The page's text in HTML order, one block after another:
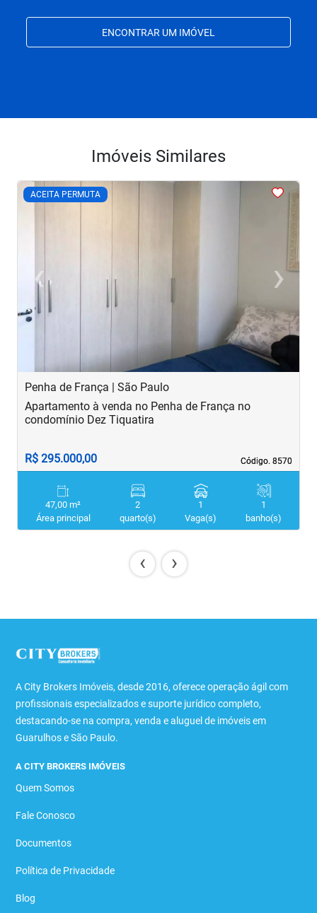
ENCONTRAR UM IMÓVEL
Imóveis Similares
ACEITA PERMUTA
<<<<
‹
Previous ›Next
Penha de França | São Paulo
Código. 8570
Código. 8570
Apartamento à venda no Penha de França no
condomínio Dez Tiquatira
R$ 295.000,00
47,00 m²
Área principal
2
quarto(s)
1
Vaga(s)
1
banho(s)
‹ ›
A City Brokers Imóveis, desde 2016, oferece operação ágil com
profissionais especializados e suporte jurídico completo,
destacando-se na compra, venda e aluguel de imóveis em
Guarulhos e São Paulo.
A CITY BROKERS IMÓVEIS
Quem Somos
Fale Conosco
Documentos
Política de Privacidade
Blog